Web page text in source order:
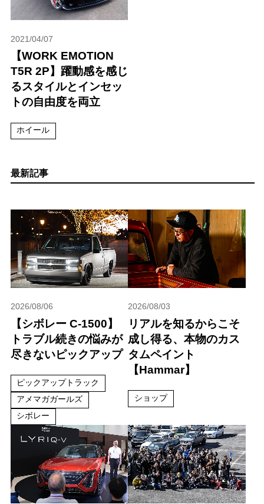
2021/04/07
【WORK EMOTION
T5R 2P】躍動感を感じ
るスタイルとインセッ
トの自由度を両立
ホイール
最新記事
2026/08/06
【シボレー C-1500】
トラブル続きの悩みが
尽きないピックアップ
ピックアップトラック
アメマガガールズ
シボレー
2026/08/03
リアルを知るからこそ
成し得る、本物のカス
タムペイント
【Hammar】
ショップ